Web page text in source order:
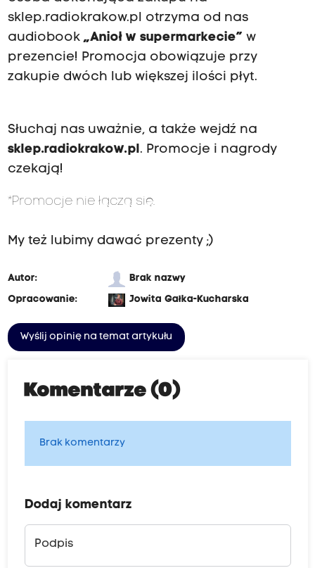
sklep.radiokrakow.pl otrzyma od nas
audiobook „Anioł w supermarkecie” w
prezencie! Promocja obowiązuje przy
zakupie dwóch lub większej ilości płyt.
Słuchaj nas uważnie, a także wejdź na
sklep.radiokrakow.pl . Promocje i nagrody
czekają!
*Promocje nie łączą się.
My też lubimy dawać prezenty ;)
Autor:
Brak nazwy
Opracowanie:
Jowita Gałka-Kucharska
Wyślij opinię na temat artykułu
Komentarze (0)
Brak komentarzy
Dodaj komentarz
Podpis